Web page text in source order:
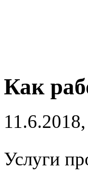
Как
Услуги